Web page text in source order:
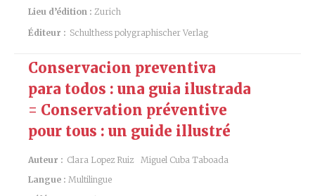
Lieu d’édition : Zurich
Éditeur : Schulthess polygraphischer Verlag
Conservacion preventiva
para todos : una guia ilustrada
= Conservation préventive
pour tous : un guide illustré
Auteur : Clara Lopez Ruiz
Miguel Cuba Taboada
Langue : Multilingue